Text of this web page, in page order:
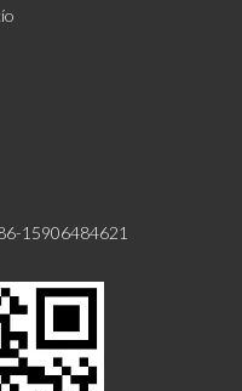
15906484621